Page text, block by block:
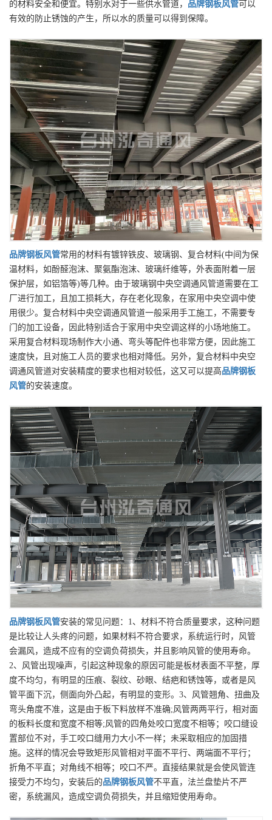
的材料安全和便宜。特别水对于一些供水管道， 品牌钢板风管可以
有效的防止锈蚀的产生，所以水的质量可以得到保障。
品牌钢板风管常用的材料有镀锌铁皮、玻璃钢、复合材料(中间为保
温材料，如酚醛泡沫、聚氨酯泡沫、玻璃纤维等，外表面附着一层
保护层，如铝箔等)等几种。由于玻璃钢中央空调通风管道需要在工
厂进行加工，且加工损耗大，存在老化现象，在家用中央空调中使
用很少。复合材料中央空调通风管道一般采用手工施工，不需要专
门的加工设备，因此特别适合于家用中央空调这样的小场地施工。
采用复合材料现场制作大小通、弯头等配件也非常方便，因此施工
速度快，且对施工人员的要求也相对降低。另外，复合材料中央空
调通风管道对安装精度的要求也相对较低，这又可以提高品牌钢板
风管的安装速度。
品牌钢板风管安装的常见问题：1、材料不符合质量要求，这种问题
是比较让人头疼的问题，如果材料不符合要求，系统运行时，风管
会漏风，造成不应有的空调负荷损失，并且影响风管的使用寿命。
2、风管出现噪声，引起这种现象的原因可能是板材表面不平整，厚
度不均匀，有明显的压痕、裂纹、砂眼、结疤和锈蚀等，或者是风
管平面下沉，侧面向外凸起，有明显的变形。3、风管翘角、扭曲及
弯头角度不准，这是由于板下料放样不准确;风管两两平行，相对面
的板料长度和宽度不相等;风管的四角处咬口宽度不相等；咬口缝设
置部位不对，手工咬口缝用力大小不一样；未采取相应的加固措
施。这样的情况会导致矩形风管相对平面不平行、两端面不平行；
折角不平直；对角线不相等；咬口不严。直接结果就是会使风管连
接受力不均匀，安装后的品牌钢板风管不平直，法兰盘垫片不严
密，系统漏风，造成空调负荷损失，并且缩短使用寿命。